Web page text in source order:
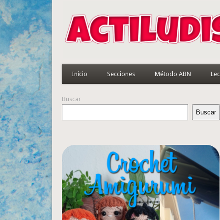
Inicio Secciones Método ABN
Buscar
Buscar